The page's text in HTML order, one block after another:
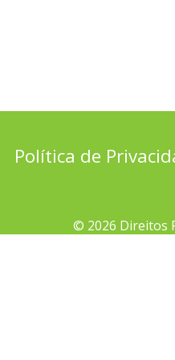
Política de
© 2026 Direitos